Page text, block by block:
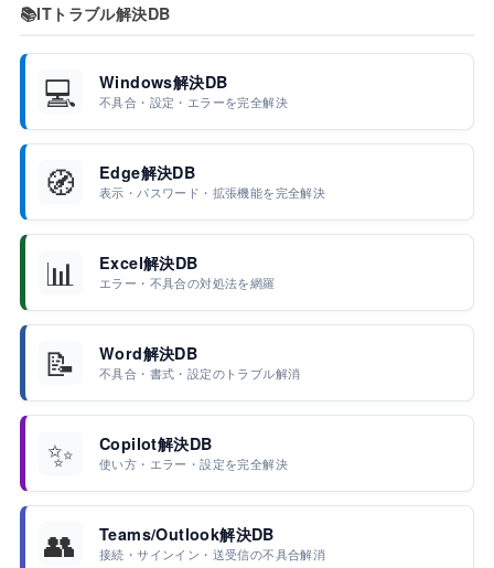
📚ITトラブル解決DB
💻 Windows解決DB
不具合・設定・エラーを完全解決
🧭 Edge解決DB
表示・パスワード・拡張機能を完全解決
📊 Excel解決DB
エラー・不具合の対処法を網羅
📝 Word解決DB
不具合・書式・設定のトラブル解消
✨ Copilot解決DB
使い方・エラー・設定を完全解決
👥 Teams/Outlook解決DB
接続・サインイン・送受信の不具合解消